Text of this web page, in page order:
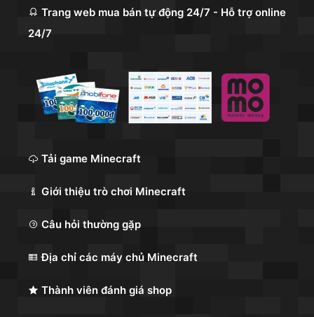
Trang web mua bán tự động 24/7 - Hỗ trợ online
24/7
Tải game Minecraft
Giới thiệu trò chơi Minecraft
Câu hỏi thường gặp
Địa chỉ các máy chủ Minecraft
Thành viên đánh giá shop